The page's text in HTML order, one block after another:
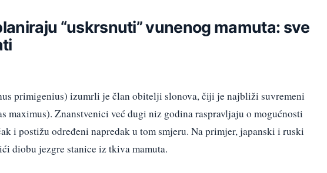
“uskrsnuti” vunenog mamuta: sve
primigenius) izumrli je član obitelji slonova, čiji je najbliži suvremeni
maximus). Znanstvenici već dugi niz godina raspravljaju o mogućnosti
i postižu određeni napredak u tom smjeru. Na primjer, japanski i ruski
diobu jezgre stanice iz tkiva mamuta.